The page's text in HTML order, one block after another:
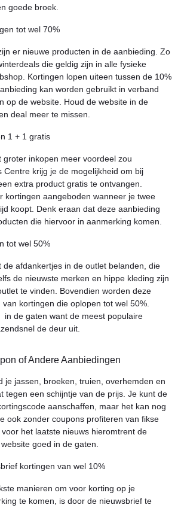
goede broek.
tot wel 70%
er nieuwe producten in de aanbieding. Zo
die geldig zijn in alle fysieke
Kortingen lopen uiteen tussen de 10%
kan worden gebruikt in verband
op de website. Houd de website in de
deal meer te missen.
1 + 1 gratis
groter inkopen meer voordeel zou
Centre krijg je de mogelijkheid om bij
extra product gratis te ontvangen.
kortingen aangeboden wanneer je twee
koopt. Denk eraan dat deze aanbieding
die hiervoor in aanmerking komen.
tot wel 50%
de afdankertjes in de outlet belanden, die
de nieuwste merken en hippe kleding zijn
te vinden. Bovendien worden deze
kortingen die oplopen tot wel 50%.
in de gaten want de meest populaire
de deur uit.
of Andere Aanbiedingen
je jassen, broeken, truien, overhemden en
tegen een schijntje van de prijs. Je kunt de
aanschaffen, maar het kan nog
ook zonder coupons profiteren van fikse
het laatste nieuws hieromtrent de
goed in de gaten.
kortingen van wel 10%
manieren om voor korting op je
te komen, is door de nieuwsbrief te